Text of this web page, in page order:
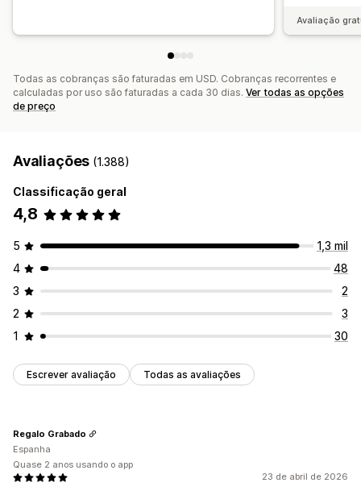
Avaliação
Todas as cobranças são faturadas em USD. Cobranças recorrentes e
calculadas por uso são faturadas a cada 30 dias. Ver todas as opções
de preço
Avaliações (1.388)
Classificação geral
4,8
5
1,3 mil
4
48
3
2
2
3
1
30
Escrever avaliação Todas as avaliações
23 de abril de 2026
Regalo Grabado
Espanha
Quase 2 anos usando o app